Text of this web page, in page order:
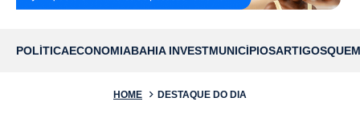
POLÍTICAECONOMIABAHIA INVESTMUNICÍPIOSARTIGOS
HOME DESTAQUE DO DIA